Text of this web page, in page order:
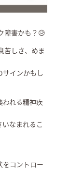
障害かも？😥
苦しさ、めま
サインかもし
われる精神疾
なまれるこ
をコントロー